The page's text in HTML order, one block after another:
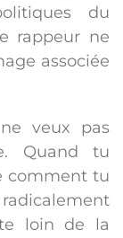
du
rappeur ne
associée
veux pas
Quand tu
comment tu
loin de la